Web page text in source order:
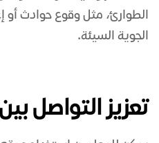
الطوارئ، مثل وقوع حوادث
الجوية السيئة.
تعزيز التواصل